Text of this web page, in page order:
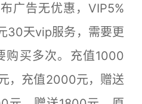
广告无优惠，VIP5%
30天vip服务，需要更
购买多次。充值1000
，充值2000元，赠送